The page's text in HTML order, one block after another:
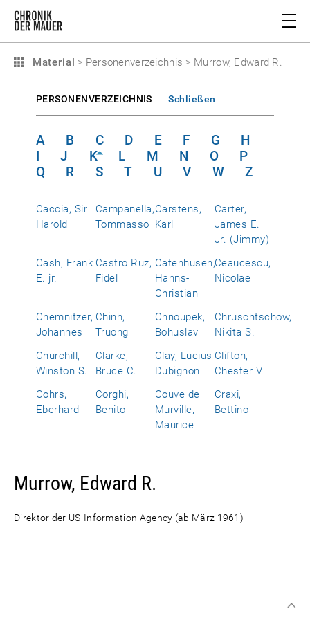
Material > Personenverzeichnis > Murrow, Edward R.
PERSONENVERZEICHNIS Schließen
A B C D E F G
H
I
J K L M N O
P
Q
R S T U V W Z
Caccia, Sir
Harold
Campanella,
Tommasso
Carstens,
Karl
Carter,
James E.
Jr. (Jimmy)
Cash, Frank
E. jr.
Castro Ruz,
Fidel
Catenhusen,
Hanns-
Christian
Ceaucescu,
Nicolae
Chemnitzer,
Johannes
Chinh,
Truong
Chnoupek,
Bohuslav
Chruschtschow,
Nikita S.
Churchill,
Winston S.
Clarke,
Bruce C.
Clay, Lucius
Dubignon
Clifton,
Chester V.
Cohrs,
Eberhard
Corghi,
Benito
Couve de
Murville,
Maurice
Craxi,
Bettino
Murrow, Edward R.
Direktor der US-Information Agency (ab März 1961)